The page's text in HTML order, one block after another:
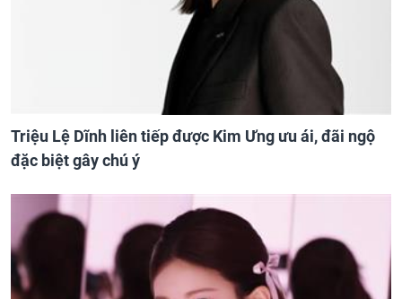
Triệu Lệ Dĩnh liên tiếp được Kim Ưng ưu ái, đãi ngộ
đặc biệt gây chú ý